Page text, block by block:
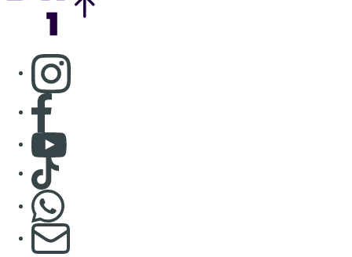
Consulter page Instagram
Consulter page Facebook
Consulter Youtube
Consulter TikTok
S'abonner à notre newsletter